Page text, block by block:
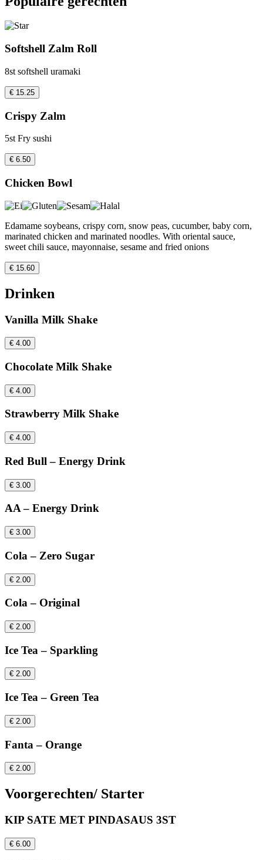
Softshell Zalm Roll
8st softshell uramaki
€ 15.25
Crispy Zalm
5st Fry sushi
€ 6.50
Chicken Bowl
Edamame soybeans, crispy corn, snow peas, cucumber, baby corn,
marinated chicken and marinated noodles. With oriental sauce,
sweet chili sauce, mayonnaise, sesame and fried onions
€ 15.60
Drinken
Vanilla Milk Shake
€ 4.00
Chocolate Milk Shake
€ 4.00
Strawberry Milk Shake
€ 4.00
Red Bull – Energy Drink
€ 3.00
AA – Energy Drink
€ 3.00
Cola – Zero Sugar
€ 2.00
Cola – Original
€ 2.00
Ice Tea – Sparkling
€ 2.00
Ice Tea – Green Tea
€ 2.00
Fanta – Orange
€ 2.00
Voorgerechten/ Starter
KIP SATE MET PINDASAUS 3ST
€ 6.00